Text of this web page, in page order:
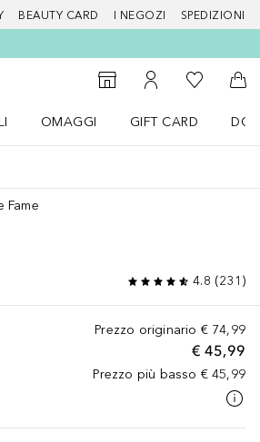
BEAUTY CARD I NEGOZI SPEDIZIONI
StorefinderAl Mio Account
Alla Mia
Al
OMAGGI
GIFT CARD
Fame
4.8 (231 )
Prezzo originario € 74,99
€ 45,99
Prezzo più basso € 45,99